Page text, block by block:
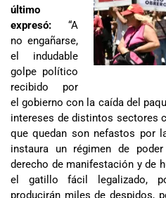
último
expresó: “A
no engañarse,
el indudable
golpe político
recibido por
el gobierno con la caída del
intereses de distintos sectores
que quedan son nefastos por
instaura un régimen de
derecho de manifestación y de
el gatillo fácil legalizado,
producirán miles de despidos,